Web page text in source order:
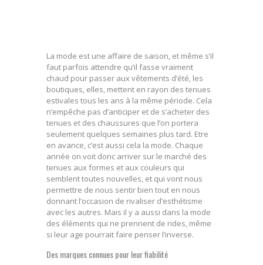
La mode est une affaire de saison, et même s’il
faut parfois attendre qu’il fasse vraiment
chaud pour passer aux vêtements d’été, les
boutiques, elles, mettent en rayon des tenues
estivales tous les ans à la même période. Cela
n’empêche pas d’anticiper et de s’acheter des
tenues et des chaussures que l’on portera
seulement quelques semaines plus tard. Etre
en avance, c’est aussi cela la mode. Chaque
année on voit donc arriver sur le marché des
tenues aux formes et aux couleurs qui
semblent toutes nouvelles, et qui vont nous
permettre de nous sentir bien tout en nous
donnant l’occasion de rivaliser d’esthétisme
avec les autres. Mais il y a aussi dans la mode
des éléments qui ne prennent de rides, même
si leur age pourrait faire penser l’inverse.
Des marques connues pour leur fiabilité